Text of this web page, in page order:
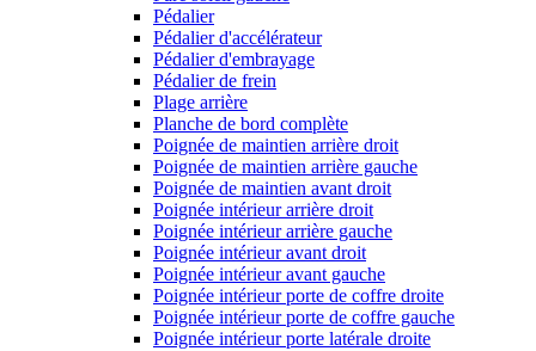
Pédalier
Pédalier d'accélérateur
Pédalier d'embrayage
Pédalier de frein
Plage arrière
Planche de bord complète
Poignée de maintien arrière droit
Poignée de maintien arrière gauche
Poignée de maintien avant droit
Poignée intérieur arrière droit
Poignée intérieur arrière gauche
Poignée intérieur avant droit
Poignée intérieur avant gauche
Poignée intérieur porte de coffre droite
Poignée intérieur porte de coffre gauche
Poignée intérieur porte latérale droite